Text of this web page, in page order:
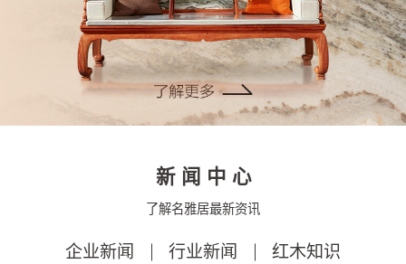
新闻中心
了解名雅居最新资讯
企业新闻 行业新闻 红木知识